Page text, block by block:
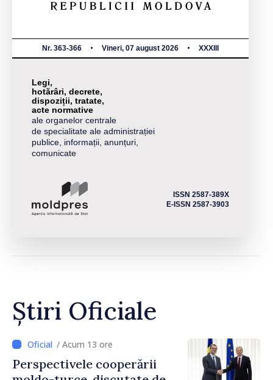
Nr. 363-366 Vineri, 07 august 2026 XXXIII
Legi,
hotărâri, decrete,
dispoziții, tratate,
acte normative
ale organelor centrale
de specialitate ale administrației
publice, informații, anunțuri,
comunicate
ISSN 2587-389X
E-ISSN 2587-3903
Știri Oficiale
/ Acum 13 ore
Perspectivele cooperării